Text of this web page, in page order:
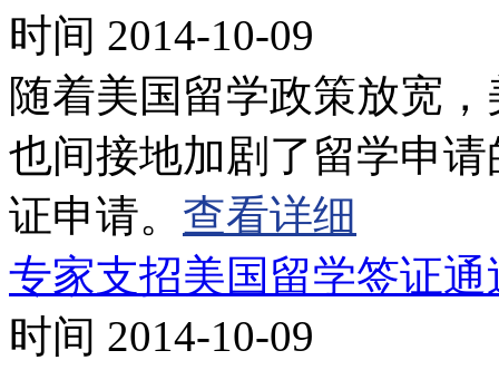
时间 2014-10-09
随着美国留学政策放宽
也间接地加剧了留学申
证申请。 查看详细
专家支招美国留学签证
时间 2014-10-09